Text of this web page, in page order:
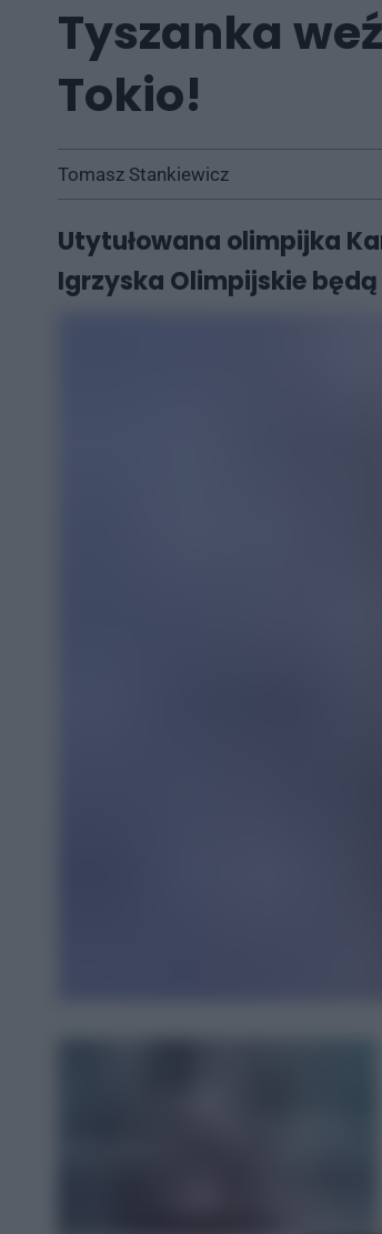
Tyszanka
Tokio!
Tomasz Stankiewicz
Utytułowana olimpijka
Igrzyska Olimpijskie będą